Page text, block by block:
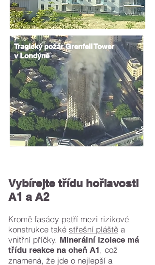
Tragický požár Grenfell Tower
v Londýně
Vybírejte třídu hořlavosti
A1 a A2
Kromě fasády patří mezi rizikové
konstrukce také střešní pláště a
vnitřní příčky. Minerální izolace má
třídu reakce na oheň A1, což
znamená, že jde o nejlepší a